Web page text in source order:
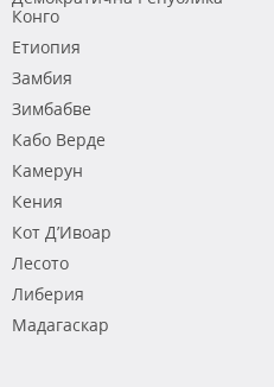
Конго
Етиопия
Замбия
Зимбабве
Кабо Верде
Камерун
Кения
Кот Д’Ивоар
Лесото
Либерия
Мадагаскар